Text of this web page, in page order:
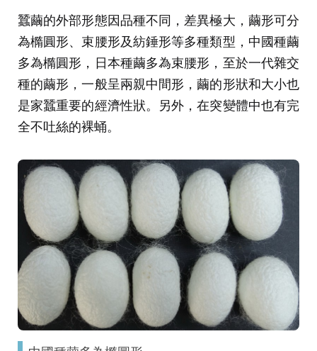
蠶繭的外部形態因品種不同，差異極大，繭形可分
為橢圓形、束腰形及紡錘形等多種類型，中國種繭
多為橢圓形，日本種繭多為束腰形，至於一代雜交
種的繭形，一般呈兩親中間形，繭的形狀和大小也
是家蠶重要的經濟性狀。另外，在突變體中也有完
全不吐絲的裸蛹。